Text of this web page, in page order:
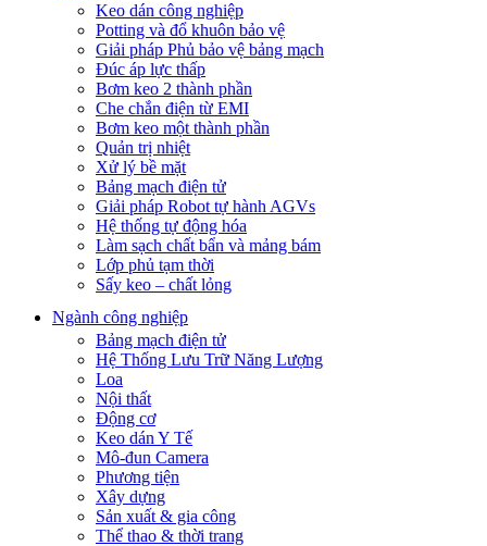
Keo dán công nghiệp
Potting và đổ khuôn bảo vệ
Giải pháp Phủ bảo vệ bảng mạch
Đúc áp lực thấp
Bơm keo 2 thành phần
Che chắn điện từ EMI
Bơm keo một thành phần
Quản trị nhiệt
Xử lý bề mặt
Bảng mạch điện tử
Giải pháp Robot tự hành AGVs
Hệ thống tự động hóa
Làm sạch chất bẩn và mảng bám
Lớp phủ tạm thời
Sấy keo – chất lỏng
Ngành công nghiệp
Bảng mạch điện tử
Hệ Thống Lưu Trữ Năng Lượng
Loa
Nội thất
Động cơ
Keo dán Y Tế
Mô-đun Camera
Phương tiện
Xây dựng
Sản xuất & gia công
Thể thao & thời trang